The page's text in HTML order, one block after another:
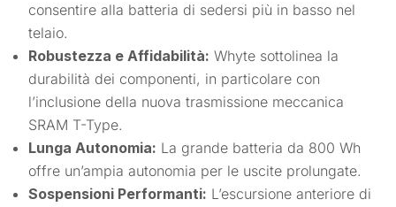
consentire alla batteria di sedersi più in basso nel
telaio.
Robustezza e Affidabilità: Whyte sottolinea la
durabilità dei componenti, in particolare con
l’inclusione della nuova trasmissione meccanica
SRAM T-Type.
Lunga Autonomia: La grande batteria da 800 Wh
offre un’ampia autonomia per le uscite prolungate.
Sospensioni Performanti: L’escursione anteriore di